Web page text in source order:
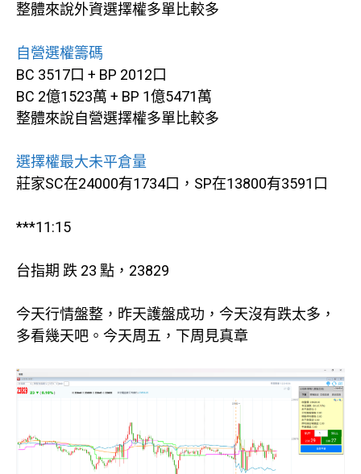
整體來說外資選擇權多單比較多
自營選權籌碼
BC 3517口 + BP 2012口
BC 2億1523萬 + BP 1億5471萬
整體來說自營選擇權多單比較多
選擇權最大未平倉量
莊家SC在24000有1734口，SP在13800有3591口
***11:15
台指期 跌 23 點，23829
今天行情盤整，昨天護盤成功，今天沒有跌太多，
多看幾天吧。今天周五，下周見真章